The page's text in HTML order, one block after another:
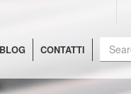
BLOG CONTATTI